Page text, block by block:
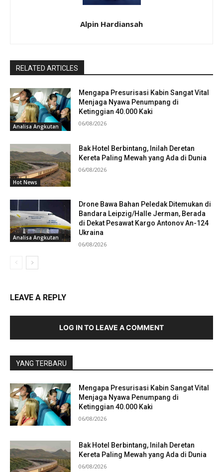
Alpin Hardiansah
RELATED ARTICLES
Analisa Angkutan
Mengapa Presurisasi Kabin Sangat Vital
Menjaga Nyawa Penumpang di
Ketinggian 40.000 Kaki
06/08/2026
Hot News
Bak Hotel Berbintang, Inilah Deretan
Kereta Paling Mewah yang Ada di Dunia
06/08/2026
Analisa Angkutan
Drone Bawa Bahan Peledak Ditemukan di
Bandara Leipzig/Halle Jerman, Berada
di Dekat Pesawat Kargo Antonov An-124
Ukraina
06/08/2026
LEAVE A REPLY
LOG IN TO LEAVE A COMMENT
YANG TERBARU
Mengapa Presurisasi Kabin Sangat Vital
Menjaga Nyawa Penumpang di
Ketinggian 40.000 Kaki
06/08/2026
Bak Hotel Berbintang, Inilah Deretan
Kereta Paling Mewah yang Ada di Dunia
06/08/2026